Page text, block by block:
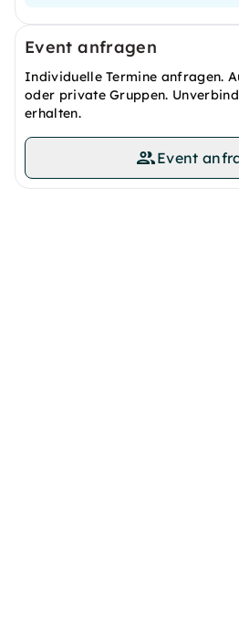
Event anfragen
Individuelle Termine anfragen.
oder private Gruppen.
erhalten.
Event